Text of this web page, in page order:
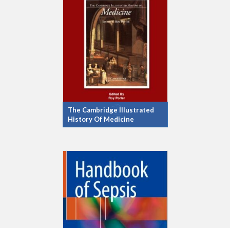
The Cambridge Illustrated
History Of Medicine